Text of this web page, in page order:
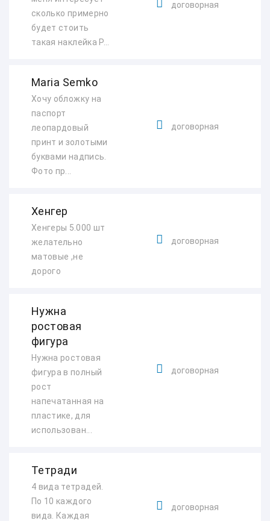
сколько примерно
будет стоить
такая наклейка Р...
договорная
Maria Semko
Хочу обложку на
паспорт
леопардовый
принт и золотыми
буквами надпись.
Фото пр...
договорная
Хенгер
Хенгеры 5.000 шт
желательно
матовые ,не
дорого
договорная
Нужна
ростовая
фигура
Нужна ростовая
фигура в полный
рост
напечатанная на
пластике, для
использован...
договорная
Тетради
4 вида тетрадей.
По 10 каждого
вида. Каждая
договорная